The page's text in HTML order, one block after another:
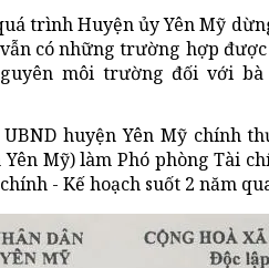
trình Huyện ủy Yên Mỹ
có những trường hợp
môi trường đối với
huyện Yên Mỹ chính
Mỹ) làm Phó phòng Tài
- Kế hoạch suốt 2 năm